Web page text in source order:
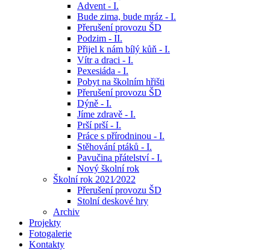
Advent - I.
Bude zima, bude mráz - I.
Přerušení provozu ŠD
Podzim - II.
Přijel k nám bílý kůň - I.
Vítr a draci - I.
Pexesiáda - I.
Pobyt na školním hřišti
Přerušení provozu ŠD
Dýně - I.
Jíme zdravě - I.
Prší prší - I.
Práce s přírodninou - I.
Stěhování ptáků - I.
Pavučina přátelství - I.
Nový školní rok
Školní rok 2021⁄2022
Přerušení provozu ŠD
Stolní deskové hry
Archiv
Projekty
Fotogalerie
Kontakty